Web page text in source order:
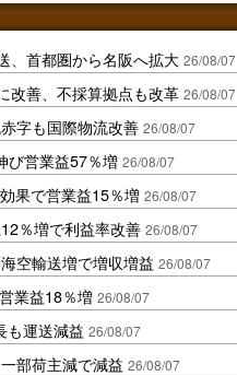
、首都圏から名阪へ拡大 26/08/07
改善、不採算拠点も改革 26/08/07
字も国際物流改善 26/08/07
び営業益57％増 26/08/07
果で営業益15％増 26/08/07
％増で利益率改善 26/08/07
空輸送増で増収増益 26/08/07
業益18％増 26/08/07
も運送減益 26/08/07
部荷主減で減益 26/08/07